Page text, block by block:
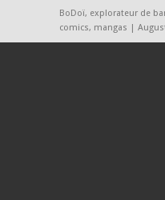
BoDoï, explorateur de
comics, mangas |